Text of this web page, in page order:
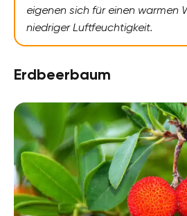
eigenen sich für einen warmen
niedriger Luftfeuchtigkeit.
Erdbeerbaum